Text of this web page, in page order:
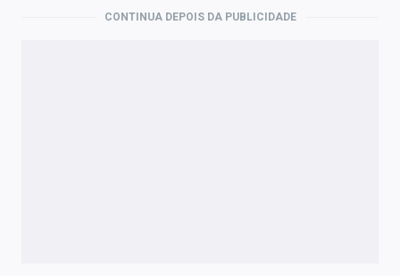
CONTINUA DEPOIS DA PUBLICIDADE